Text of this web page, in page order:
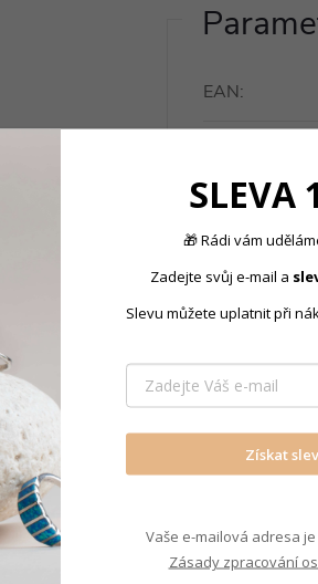
EAN:
Osazení/kámen
Barva kamene
Povrchová
úprava:
Motiv:
Pro koho:
Typ náušnice:
SLEVA
🎁 Rádi vám
Zadejte svůj e-mail a
Slevu můžete uplatnit při
Získat
Vaše e-mailová adresa
Zásady zpracování